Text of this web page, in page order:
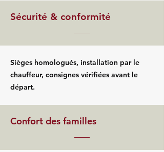
Sécurité & conformité
Sièges homologués, installation par le
chauffeur, consignes vérifiées avant le
départ.
Confort des familles